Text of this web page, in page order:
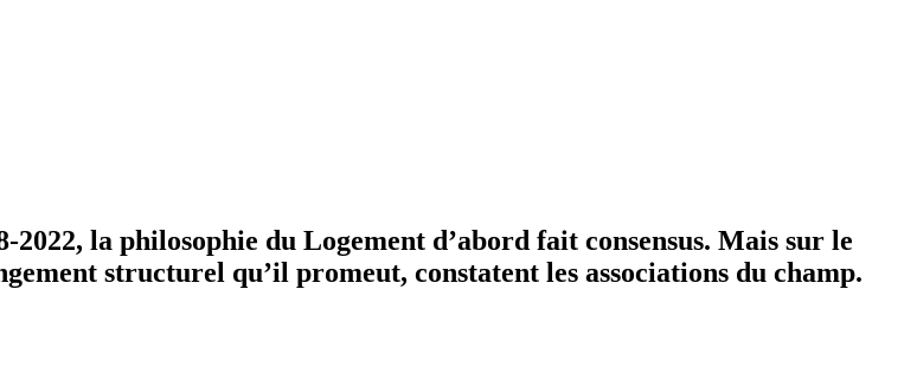
la philosophie du Logement d’abord fait consensus. Mais sur le
structurel qu’il promeut, constatent les associations du champ.